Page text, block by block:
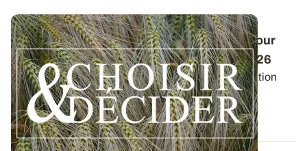
Conduite des orges d'hiver : des guides pour
réussir ses interventions au printemps 2026
Retrouvez les préconisations en matière de fertilisation
azotée et de protection des orges...
12 DÉC. 2025